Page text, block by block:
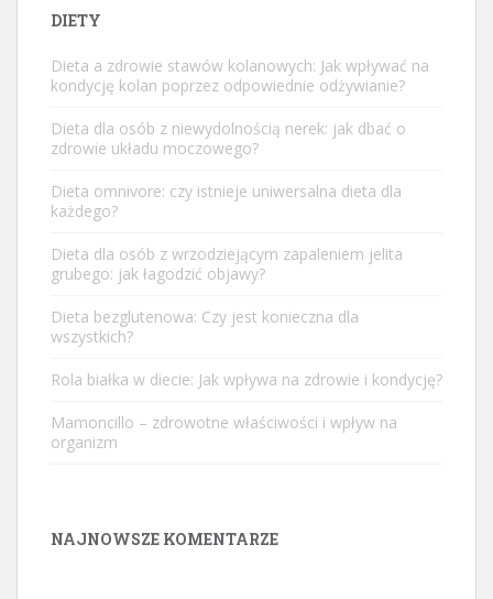
DIETY
Dieta a zdrowie stawów kolanowych: Jak wpływać na
kondycję kolan poprzez odpowiednie odżywianie?
Dieta dla osób z niewydolnością nerek: jak dbać o
zdrowie układu moczowego?
Dieta omnivore: czy istnieje uniwersalna dieta dla
każdego?
Dieta dla osób z wrzodziejącym zapaleniem jelita
grubego: jak łagodzić objawy?
Dieta bezglutenowa: Czy jest konieczna dla
wszystkich?
Rola białka w diecie: Jak wpływa na zdrowie i kondycję?
Mamoncillo – zdrowotne właściwości i wpływ na
organizm
NAJNOWSZE KOMENTARZE